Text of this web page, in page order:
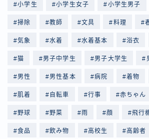
Follow Me
小学生 小学生女子 小学生男子
掃除 教師 文具 料理
気象 水着 水着基本 浴衣
猫 男子中学生 男子大学生
男性 男性基本 病院 着物
肌着 自転車 行事 赤ちゃん
野球 野菜 雨 顔 飛行
食品 飲み物 高校生 高齢者